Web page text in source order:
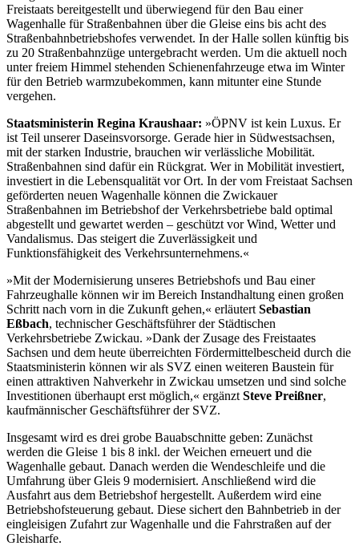
Freistaats bereitgestellt und überwiegend für den Bau einer
Wagenhalle für Straßenbahnen über die Gleise eins bis acht des
Straßenbahnbetriebshofes verwendet. In der Halle sollen künftig bis
zu 20 Straßenbahnzüge untergebracht werden. Um die aktuell noch
unter freiem Himmel stehenden Schienenfahrzeuge etwa im Winter
für den Betrieb warmzubekommen, kann mitunter eine Stunde
vergehen.
Staatsministerin Regina Kraushaar: »ÖPNV ist kein Luxus. Er
ist Teil unserer Daseinsvorsorge. Gerade hier in Südwestsachsen,
mit der starken Industrie, brauchen wir verlässliche Mobilität.
Straßenbahnen sind dafür ein Rückgrat. Wer in Mobilität investiert,
investiert in die Lebensqualität vor Ort. In der vom Freistaat Sachsen
geförderten neuen Wagenhalle können die Zwickauer
Straßenbahnen im Betriebshof der Verkehrsbetriebe bald optimal
abgestellt und gewartet werden – geschützt vor Wind, Wetter und
Vandalismus. Das steigert die Zuverlässigkeit und
Funktionsfähigkeit des Verkehrsunternehmens.«
»Mit der Modernisierung unseres Betriebshofs und Bau einer
Fahrzeughalle können wir im Bereich Instandhaltung einen großen
Schritt nach vorn in die Zukunft gehen,« erläutertSebastian
Eßbach, technischer Geschäftsführer der Städtischen
Verkehrsbetriebe Zwickau. »Dank der Zusage des Freistaates
Sachsen und dem heute überreichten Fördermittelbescheid durch die
Staatsministerin können wir als SVZ einen weiteren Baustein für
einen attraktiven Nahverkehr in Zwickau umsetzen und sind solche
Investitionen überhaupt erst möglich,« ergänztSteve Preißner,
kaufmännischer Geschäftsführer der SVZ.
Insgesamt wird es drei grobe Bauabschnitte geben: Zunächst
werden die Gleise 1 bis 8 inkl. der Weichen erneuert und die
Wagenhalle gebaut. Danach werden die Wendeschleife und die
Umfahrung über Gleis 9 modernisiert. Anschließend wird die
Ausfahrt aus dem Betriebshof hergestellt. Außerdem wird eine
Betriebshofsteuerung gebaut. Diese sichert den Bahnbetrieb in der
eingleisigen Zufahrt zur Wagenhalle und die Fahrstraßen auf der
Gleisharfe.